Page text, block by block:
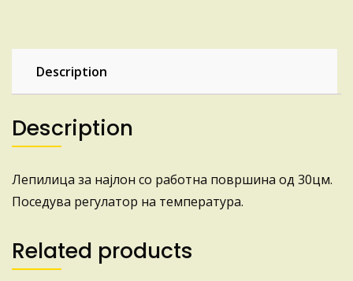
Description
Description
Лепилица за најлон со работна површина од 30цм.
Поседува регулатор на температура.
Related products